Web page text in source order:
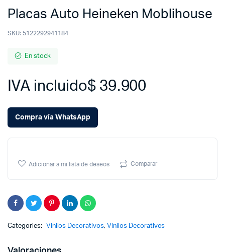
Placas Auto Heineken Moblihouse
SKU: 5122292941184
En stock
$39.900
IVA incluido
Compra vía WhatsApp
Adicionar a mi lista de deseos Comparar
Categories: Vinilos Decorativos,Vinilos Decorativos